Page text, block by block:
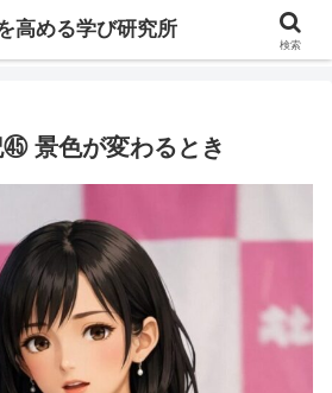
について研究し、セミナーや情報（ブログ、動
景色が変わるとき
高める学び研究所
検索